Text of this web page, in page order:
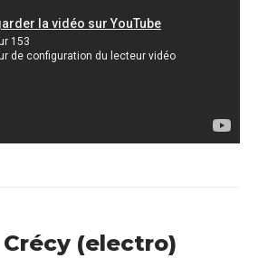
(electro)